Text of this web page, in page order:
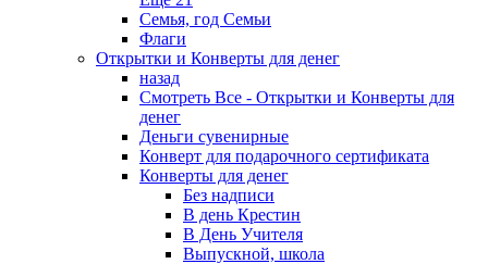
Семья, год Семьи
Флаги
Открытки и Конверты для денег
назад
Смотреть Все - Открытки и Конверты для
денег
Деньги сувенирные
Конверт для подарочного сертификата
Конверты для денег
Без надписи
В день Крестин
В День Учителя
Выпускной, школа